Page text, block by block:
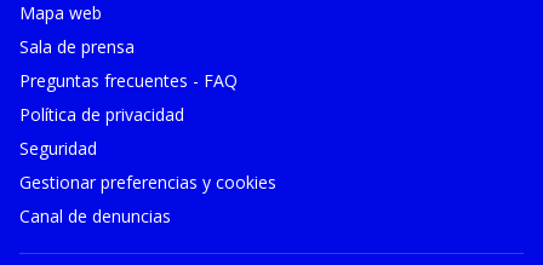
Mapa web
Sala de prensa
Preguntas frecuentes - FAQ
Política de privacidad
Seguridad
Gestionar preferencias y cookies
Canal de denuncias